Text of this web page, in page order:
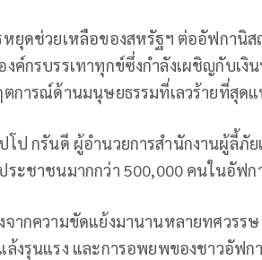
หยุดช่วยเหลือของสหรัฐฯ ต่ออัฟกานิส
งค์กรบรรเทาทุกข์ซึ่งกำลังเผชิญกับเ
ตการณ์ด้านมนุษยธรรมที่เลวร้ายที่สุด
โป กรันดี ผู้อำนวยการสำนักงานผู้ลี้ภั
ระชาชนมากกว่า 500,000 คนในอัฟ
จากความขัดแย้งมานานหลายทศวรร
ล้งรุนแรง และการอพยพของชาวอัฟ